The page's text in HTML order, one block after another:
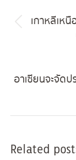
เกาหลีเห
อาเซียนจะจัด
Related